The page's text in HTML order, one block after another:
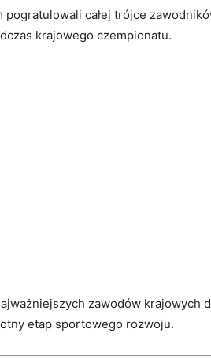
całej trójce
krajowego czempionatu.
zawodów krajowych
etap sportowego rozwoju.